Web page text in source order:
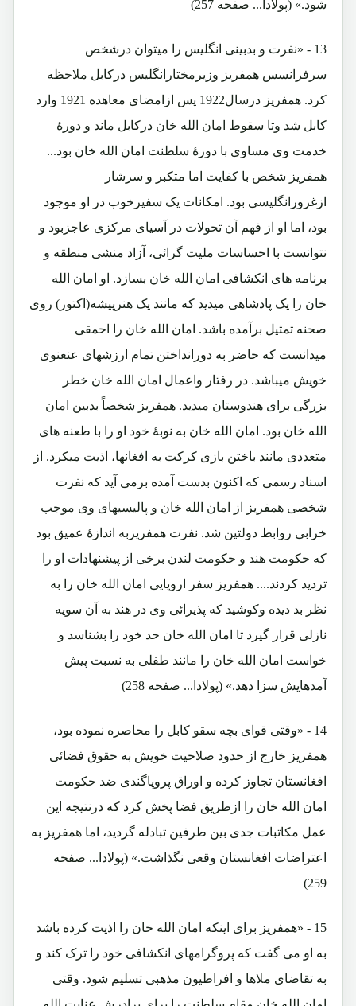
شود.» (پولادا... صفحه 257)
13 - «نفرت و بدبینی انگلیس را میتوان درشخص
سرفرانسس همفریز وزیرمختارانگلیس درکابل ملاحظه
کرد. همفریز درسال1922 پس ازامضای معاهده 1921 وارد
کابل شد وتا سقوط امان الله خان درکابل ماند و دورۀ
خدمت وی مساوی با دورۀ سلطنت امان الله خان بود...
همفریز شخص با کفایت اما متکبر و سرشار
ازغرورانگلیسی بود. امکانات یک سفیرخوب در او موجود
بود، اما او از فهم آن تحولات در آسیای مرکزی عاجزبود و
نتوانست با احساسات ملیت گرائی، آزاد منشی منطقه و
برنامه های انکشافی امان الله خان بسازد. او امان الله
خان را یک پادشاهی میدید که مانند یک هنرپیشه(اکتور) روی
صحنه تمثیل برآمده باشد. امان الله خان را احمقی
میدانست که حاضر به دورانداختن تمام ارزشهای عنعنوی
خویش میباشد. در رفتار واعمال امان الله خان خطر
بزرگی برای هندوستان میدید. همفریز شخصاً بدبین امان
الله خان بود. امان الله خان به نوبۀ خود او را با طعنه های
متعددی مانند باختن بازی کرکت به افغانها، اذیت میکرد. از
اسناد رسمی که اکنون بدست آمده برمی آید که نفرت
شخصی همفریز از امان الله خان و پالیسیهای وی موجب
خرابی روابط دولتین شد. نفرت همفریزبه اندازۀ عمیق بود
که حکومت هند و حکومت لندن برخی از پیشنهادات او را
تردید کردند.... همفریز سفر اروپایی امان الله خان را به
نظر بد دیده وکوشید که پذیرائی وی در هند به آن سویه
نازلی قرار گیرد تا امان الله خان حد خود را بشناسد و
خواست امان الله خان را مانند طفلی به نسبت پیش
آمدهایش سزا دهد.» (پولادا... صفحه 258)
14 - «وقتی قوای بچه سقو کابل را محاصره نموده بود،
همفریز خارج از حدود صلاحیت خویش به حقوق فضائی
افغانستان تجاوز کرده و اوراق پروپاگندی ضد حکومت
امان الله خان را ازطریق فضا پخش کرد که درنتیجه این
عمل مکاتبات جدی بین طرفین تبادله گردید، اما همفریز به
اعتراضات افغانستان وقعی نگذاشت.» (پولادا... صفحه
259)
15 - «همفریز برای اینکه امان الله خان را اذیت کرده باشد
به او می گفت که پروگرامهای انکشافی خود را ترک کند و
به تقاضای ملاها و افراطیون مذهبی تسلیم شود. وقتی